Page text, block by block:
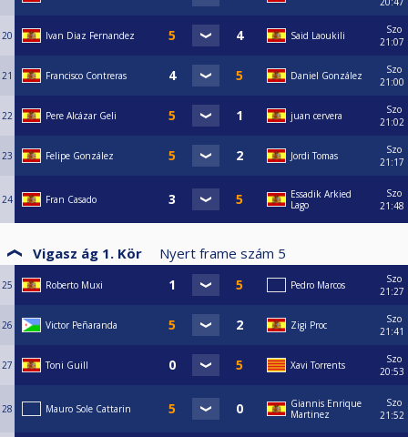
20 Ivan Diaz Fernandez Said Laoukili
Szo
21:07
21 Francisco Contreras Daniel González
Szo
21:00
22 Pere Alcázar Geli juan cervera
Szo
21:02
23 Felipe González Jordi Tomas
Szo
21:17
24 Fran Casado
Essadik Arkied
Lago
Szo
21:48
Vigasz ág 1. Kör Nyert frame szám 5
25 Roberto Muxi Pedro Marcos
Szo
21:27
26 Victor Peñaranda Zigi Proc
Szo
21:41
27 Toni Guill Xavi Torrents
Szo
20:53
28 Mauro Sole Cattarin
Giannis Enrique
Martinez
Szo
21:52